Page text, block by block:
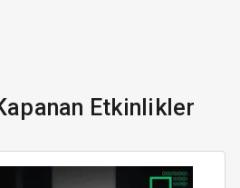
Etkinlikler